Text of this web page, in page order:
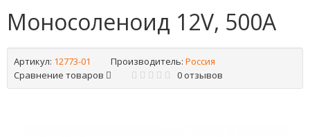
Моносоленоид 12V, 500A
Артикул: 12773-01 Производитель: Россия
Сравнение товаров
0 отзывов